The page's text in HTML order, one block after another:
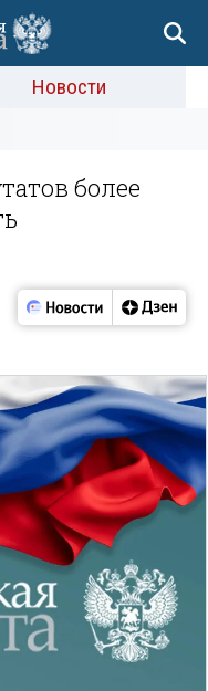
Новости
более